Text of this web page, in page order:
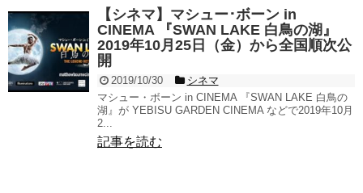
【シネマ】マシュー･ボーン in
CINEMA 『SWAN LAKE 白鳥の湖』
2019年10月25日（金）から全国順次公
開
2019/10/30
シネマ
マシュー・ボーン in CINEMA 『SWAN LAKE 白鳥の
湖』が YEBISU GARDEN CINEMA などで2019年10月
2...
記事を読む